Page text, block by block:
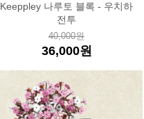
Keeppley 나루토 블록 - 우치하
전투
40,000원
36,000원